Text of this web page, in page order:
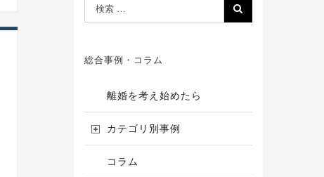
総合事例・コラム
離婚を考え始めたら
カテゴリ別事例
コラム